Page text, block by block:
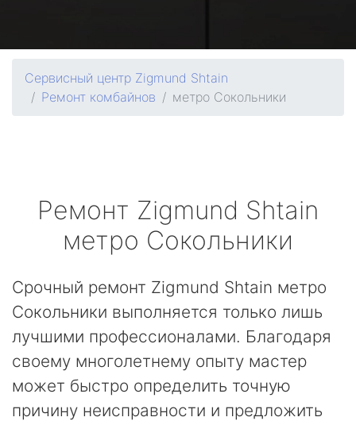
Сервисный центр Zigmund Shtain
Ремонт комбайнов
метро Сокольники
Ремонт Zigmund Shtain
метро Сокольники
Срочный ремонт Zigmund Shtain метро
Сокольники выполняется только лишь
лучшими профессионалами. Благодаря
своему многолетнему опыту мастер
может быстро определить точную
причину неисправности и предложить